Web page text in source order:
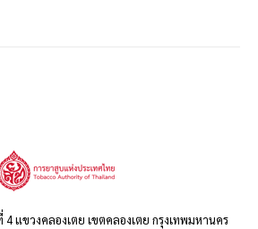
แขวงคลองเตย เขตคลองเตย กรุงเทพมหานคร